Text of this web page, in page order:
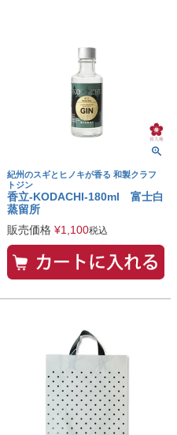
紀州のスギとヒノキが香る 和製クラフ
トジン
香立-KODACHI-180ml 富士白
蒸留所
販売価格 ¥1,100税込